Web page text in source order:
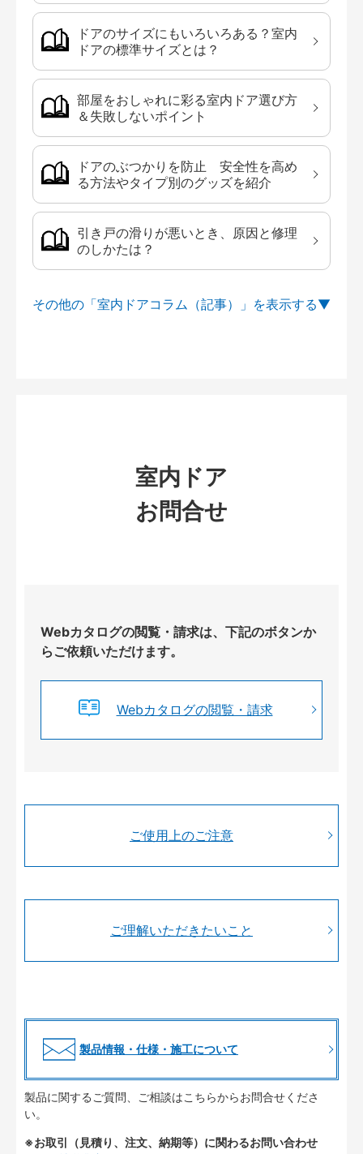
ドアのサイズにもいろいろある？室内
ドアの標準サイズとは？
部屋をおしゃれに彩る室内ドア選び方
＆失敗しないポイント
ドアのぶつかりを防止 安全性を高め
る方法やタイプ別のグッズを紹介
引き戸の滑りが悪いとき、原因と修理
のしかたは？
その他の「室内ドアコラム（記事）」を
室内ドア
お問合せ
Webカタログの閲覧・請求は、下記のボタンか
らご依頼いただけます。
Webカタログの閲覧・請求
ご使用上のご注意
ご理解いただきたいこと
製品情報・仕様・施工について
製品に関するご質問、ご相談はこちらからお問合せくださ
い。
※お取引（見積り、注文、納期等）に関わるお問い合わせ